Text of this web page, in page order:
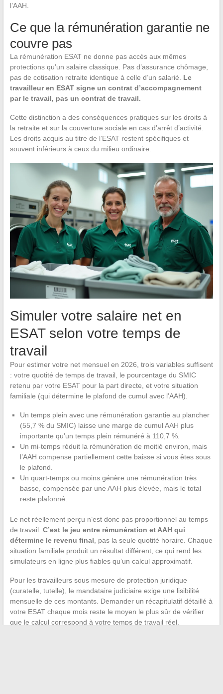
l’AAH.
Ce que la rémunération garantie ne
couvre pas
La rémunération ESAT ne donne pas accès aux mêmes
protections qu’un salaire classique. Pas d’assurance chômage,
pas de cotisation retraite identique à celle d’un salarié. Le
travailleur en ESAT signe un contrat d’accompagnement
par le travail, pas un contrat de travail.
Cette distinction a des conséquences pratiques sur les droits à
la retraite et sur la couverture sociale en cas d’arrêt d’activité.
Les droits acquis au titre de l’ESAT restent spécifiques et
souvent inférieurs à ceux du milieu ordinaire.
Simuler votre salaire net en
ESAT selon votre temps de
travail
Pour estimer votre net mensuel en 2026, trois variables suffisent
: votre quotité de temps de travail, le pourcentage du SMIC
retenu par votre ESAT pour la part directe, et votre situation
familiale (qui détermine le plafond de cumul avec l’AAH).
Un temps plein avec une rémunération garantie au plancher
(55,7 % du SMIC) laisse une marge de cumul AAH plus
importante qu’un temps plein rémunéré à 110,7 %.
Un mi-temps réduit la rémunération de moitié environ, mais
l’AAH compense partiellement cette baisse si vous êtes sous
le plafond.
Un quart-temps ou moins génère une rémunération très
basse, compensée par une AAH plus élevée, mais le total
reste plafonné.
Le net réellement perçu n’est donc pas proportionnel au temps
de travail. C’est le jeu entre rémunération et AAH qui
détermine le revenu final, pas la seule quotité horaire. Chaque
situation familiale produit un résultat différent, ce qui rend les
simulateurs en ligne plus fiables qu’un calcul approximatif.
Pour les travailleurs sous mesure de protection juridique
(curatelle, tutelle), le mandataire judiciaire exige une lisibilité
mensuelle de ces montants. Demander un récapitulatif détaillé à
votre ESAT chaque mois reste le moyen le plus sûr de vérifier
que le calcul correspond à votre temps de travail réel.